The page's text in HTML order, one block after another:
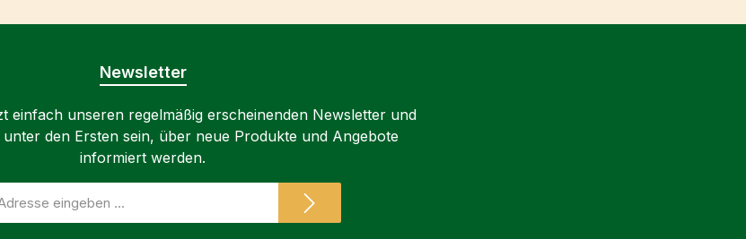
Newsletter
einfach unseren regelmäßig erscheinenden Newsletter und
unter den Ersten sein, über neue Produkte und Angebote
informiert werden.